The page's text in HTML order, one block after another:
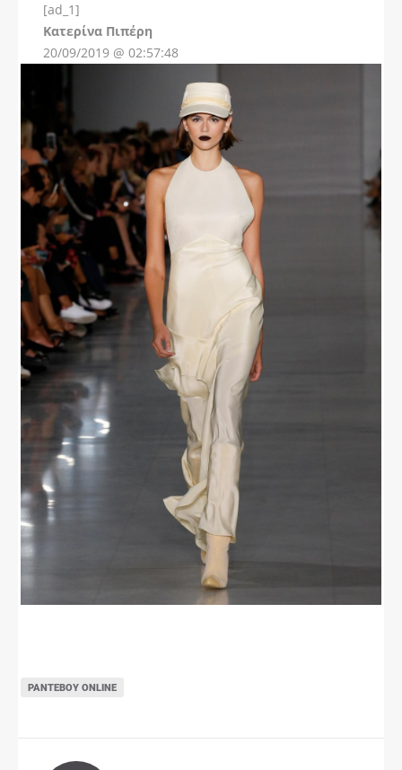
[ad_1]
Kατερίνα Πιπέρη
20/09/2019 @ 02:57:48
ΡΑΝΤΕΒΟΎ ONLINE